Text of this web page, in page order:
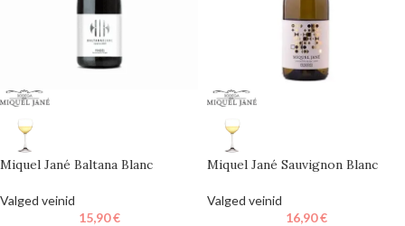
Miquel Jané Baltana Blanc
Valged veinid
15,90€
Miquel Jané Sauvignon Blanc
Valged veinid
16,90€